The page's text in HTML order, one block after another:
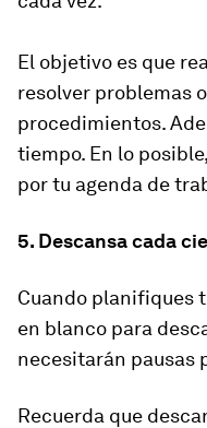
El objetivo es que
resolver problemas
procedimientos.
tiempo. En lo
por tu agenda de
5. Descansa cada
Cuando planifiques
en blanco para
necesitarán pausas
Recuerda que